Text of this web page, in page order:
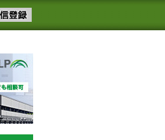
ースメール配信を登録す